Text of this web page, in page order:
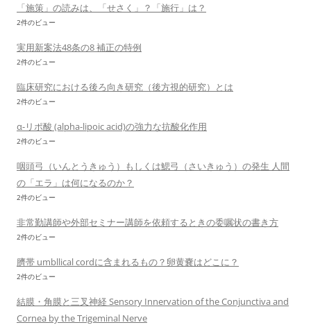
「施策」の読みは、「せさく」？「施行」は？
2件のビュー
実用新案法48条の8 補正の特例
2件のビュー
臨床研究における後ろ向き研究（後方視的研究）とは
2件のビュー
α-リポ酸 (alpha-lipoic acid)の強力な抗酸化作用
2件のビュー
咽頭弓（いんとうきゅう）もしくは鰓弓（さいきゅう）の発生 人間
の「エラ」は何になるのか？
2件のビュー
非常勤講師や外部セミナー講師を依頼するときの委嘱状の書き方
2件のビュー
臍帯 umbllical cordに含まれるもの？卵黄嚢はどこに？
2件のビュー
結膜・角膜と三叉神経 Sensory Innervation of the Conjunctiva and
Cornea by the Trigeminal Nerve